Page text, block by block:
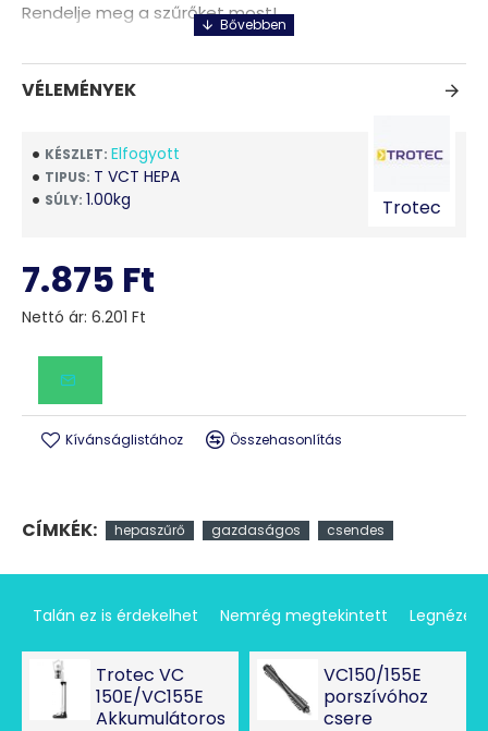
Rendelje meg a szűrőket most!
VÉLEMÉNYEK
KÉSZLET: Elfogyott
TIPUS: T VCT HEPA
SÚLY: 1.00kg Trotec
7.875 Ft
Nettó ár: 6.201 Ft
Kívánságlistához Összehasonlítás
CÍMKÉK: hepaszűrő gazdaságos csendes
Talán ez is érdekelhet Nemrég megtekintett
Trotec VC
150E/VC155E
Akkumulátoros
VC150/155E
porszívóhoz
csere